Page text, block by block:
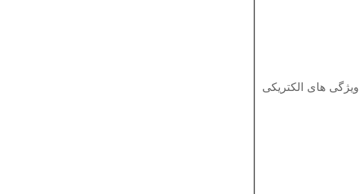
ویژگی های الکتریکی